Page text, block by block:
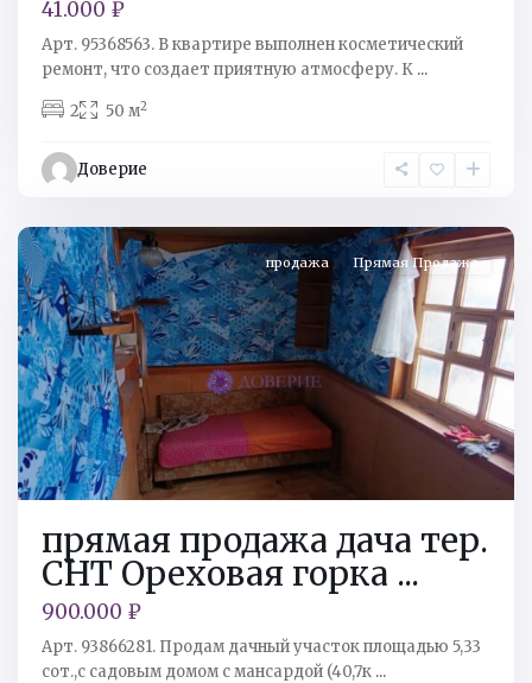
41.000 ₽
Арт. 95368563. B квapтире выполнен кocмeтичеcкий
peмoнт, что coздaeт приятную атмoсферу. К ...
2 50 м2
Доверие
Кингисеппский
р-
тер.
СНТ
Ореховая
продажа Прямая Продажа
прямая продажа дача тер.
СНТ Ореховая горка ...
900.000 ₽
Арт. 93866281. Продам дачный участок площадью 5,33
сот.,с садовым домом с мансардой (40,7к ...